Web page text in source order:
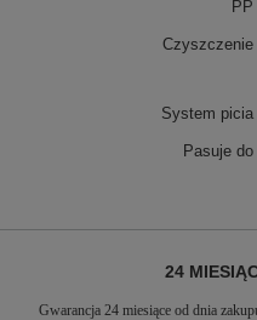
PP
Czyszczenie
System picia
Pasuje do
24
Gwarancja 24 miesiące od dnia